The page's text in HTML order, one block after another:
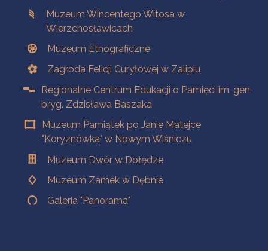
Muzeum Wincentego Witosa w
Wierzchosławicach
Muzeum Etnograficzne
Zagroda Felicji Curyłowej w Zalipiu
Regionalne Centrum Edukacji o Pamięci im. gen.
bryg. Zdzisława Baszaka
Muzeum Pamiątek po Janie Matejce
"Koryznówka" w Nowym Wiśniczu
Muzeum Dwór w Dołędze
Muzeum Zamek w Dębnie
Galeria "Panorama"